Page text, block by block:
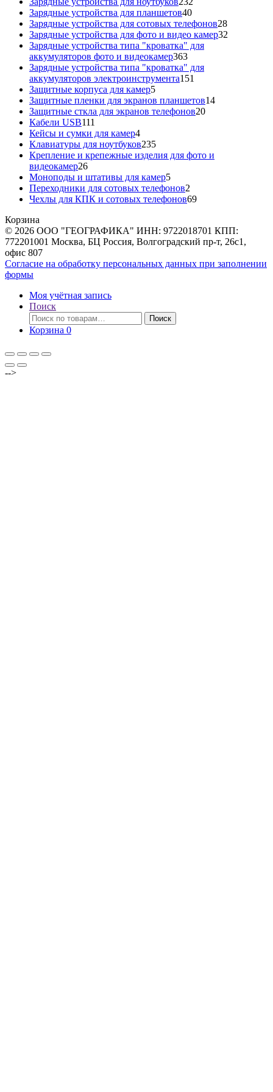
Зарядные устройства для планшетов4040
товаров
Зарядные устройства для сотовых телефонов2828
товаров
Зарядные устройства для фото и видео камер32
Зарядные устройства типа "кроватка" для
аккумуляторов фото и видеокамер363363
товара
Зарядные устройства типа "кроватка" для
аккумуляторов электроинструмента151
Защитные корпуса для камер55
товаров
Защитные пленки для экранов планшетов1414
Защитные сткла для экранов телефонов2020
Кабели USB111
товаров
Кейсы и сумки для камер44
товара
Клавиатуры для ноутбуков235235
товаров
Крепление и крепежные изделия для фото и
видеокамер2626
товаров
Моноподы и штативы для камер55
товаров
Переходники для сотовых телефонов2
товара
Чехлы для КПК и сотовых телефонов6969
Корзина
© 2026 ООО "ГЕОГРАФИКА" ИНН: 9722018701 КПП:
772201001 Москва, БЦ Россия, Волгоградский пр-т, 26с1,
офис 807
Согласие на обработку персональных данных при заполнении
формы
Моя учётная запись
Поиск
Искать:
Поиск
Корзина 0
-->